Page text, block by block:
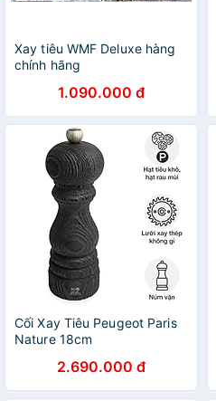
Xay tiêu WMF Deluxe hàng
chính hãng
1.090.000 đ
Cối Xay Tiêu Peugeot Paris
Nature 18cm
2.690.000 đ